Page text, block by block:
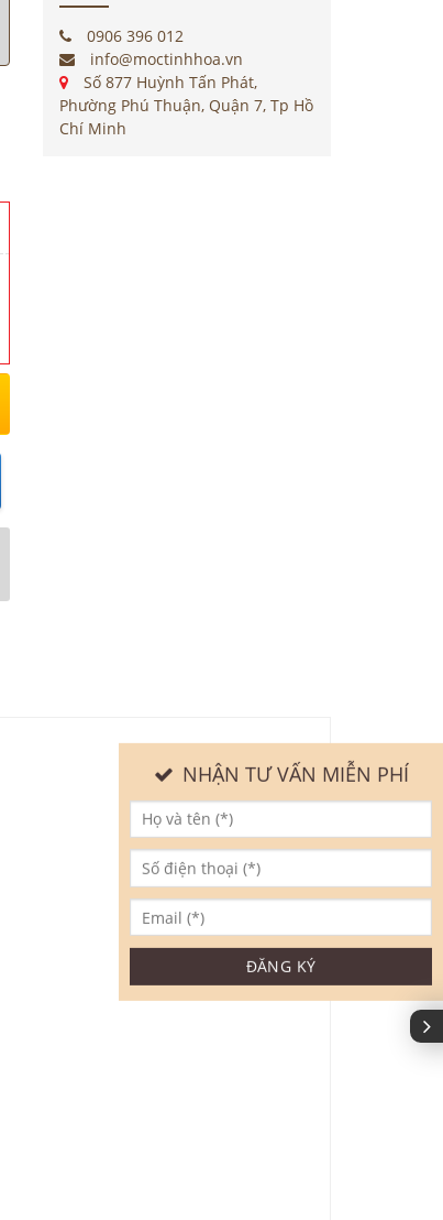
0906 396 012
info@moctinhhoa.vn
Số 877 Huỳnh Tấn Phát,
Phường Phú Thuận, Quận 7, Tp Hồ
Chí Minh
NHẬN TƯ VẤN MIỄN PHÍ